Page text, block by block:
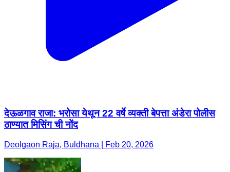
देऊळगाव राजा: भरोसा येथून 22 वर्षे व्यक्ती बेपत्ता अंडेरा पोलीस
ठाण्यात मिसिंग ची नोंद
Deolgaon Raja, Buldhana | Feb 20, 2026